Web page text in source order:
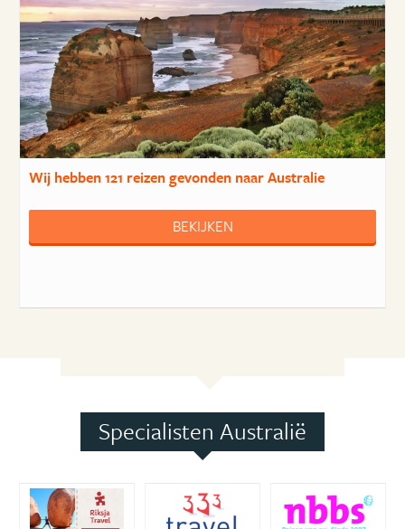
Wij hebben121 reizengevonden naar Australie
BEKIJKEN
Specialisten Australië